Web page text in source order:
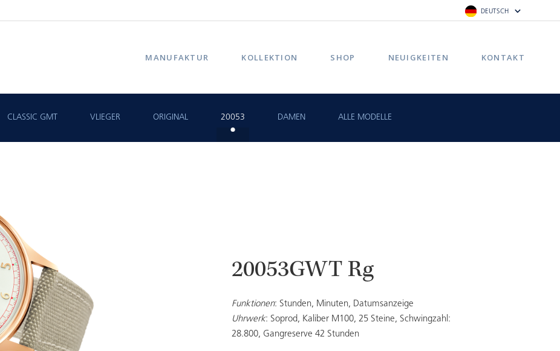
DEUTSCH
MANUFAKTUR KOLLEKTION SHOP NEUIGKEITEN KONTAKT
CLASSIC GMT VLIEGER ORIGINAL 20053 DAMEN ALLE MODELLE
20053GWT Rg
Funktionen: Stunden, Minuten, Datumsanzeige
Uhrwerk: Soprod, Kaliber M100, 25 Steine, Schwingzahl:
28.800, Gangreserve 42 Stunden